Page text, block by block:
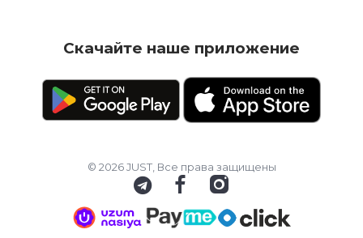
Скачайте наше приложение
© 2026 JUST, Все права защищены